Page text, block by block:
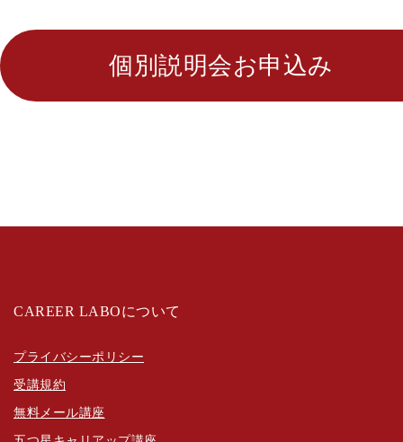
個別説明会お申込み
CAREER LABOについて
プライバシーポリシー
受講規約
無料メール講座